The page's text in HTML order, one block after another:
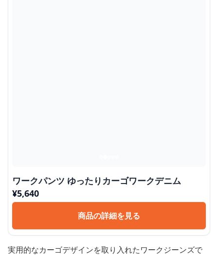
ワークパンツ ゆったりカーゴワークデニム
¥5,640
商品の詳細を見る
実用的なカーゴデザインを取り入れたワークジーンズで